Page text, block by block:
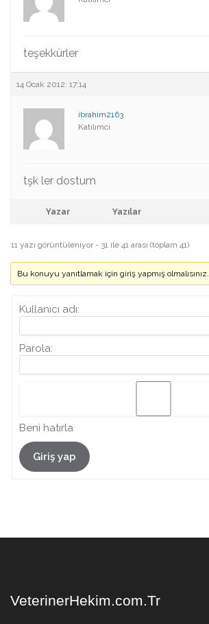
teşekkürler
14 Ocak 2012: 17:14
ibrahim2163
Katılımcı
tşk ler dostum
Yazar Yazılar
11 yazı görüntüleniyor - 31 ile 41 arası (toplam 41)
Bu konuyu yanıtlamak için giriş yapmış olmalısınız.
Kullanıcı adı:
Parola:
Beni hatırla
Giriş yap
VeterinerHekim.com.Tr